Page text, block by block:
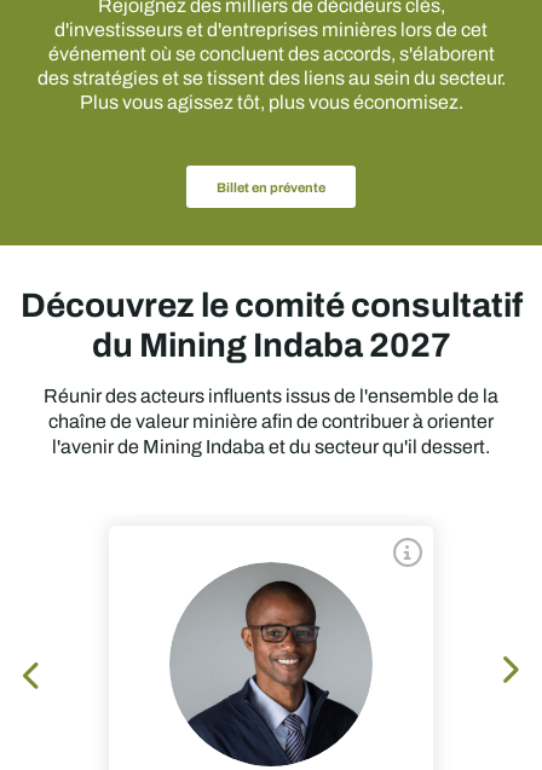
d'investisseurs et d'entreprises minières lors de cet
événement où se concluent des accords, s'élaborent
des stratégies et se tissent des liens au sein du secteur.
Plus vous agissez tôt, plus vous économisez.
Billet en prévente
Découvrez le comité consultatif
du Mining Indaba 2027
Réunir des acteurs influents issus de l'ensemble de la
chaîne de valeur minière afin de contribuer à orienter
l'avenir de Mining Indaba et du secteur qu'il dessert.